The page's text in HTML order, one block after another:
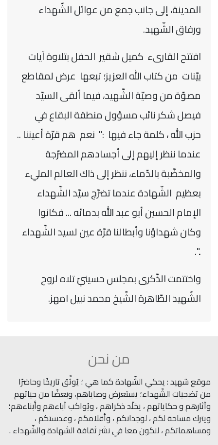
المدينة، إلى جانب جمع من عوائل الشّهداء
ورفاق الشّهيد.
افتتح القارىء كميل شقير الحفل بتلاوة آيات
بيّنات من كتاب الله العزيز؛ تبعها عرض لمقاطع
مصوّة من وصيّة الشّهيد، فيما ألقى السيّد
فيصل شكر نائب مسؤول منطقة البقاع في
حزب الله ، كلمة جاء فيها :" نعم هم قرّة أعيننا ..
عندما ننظر إليهم إلى أجسادهم المضرّجة
والمخضّبة بالدّماء، ننظر إلى ذاك العالم المليء
بعظيم الشّهادة عندما تضرّج سيّد الشّهداء
الإمام الحسين أبو عبد الله بدمائه ... فكانوا
وكان شهداؤنا وأبطالنا قرّة عين لسيد الشّهداء
..".
واختتمت الذّكرى بمجلس حسينيّ تلاه لروح
الشّهيد الطّاهرة الشّيخ محمد نبيل امهز.
من نحن
موقع شهيد : يحكي الشّهادة كما هي ؛ يُوثِّق تاريخًا وحاضرًا
من تضحيات الشّهداء؛ يستعرض وصاياهم، وبعضًا من حياتهم
وآثارهم و حكاياتهم ، يخلّد ذكراهم ، ويُواكب آباءهم وأبناءهم؛
ويترك مساحة لكم ، لوجدانكم ، وأقلامكم ، وعدستكم ،
ومساهماتكم ، لنكون معا في نشر ثقافة الشهادة والشّهداء .